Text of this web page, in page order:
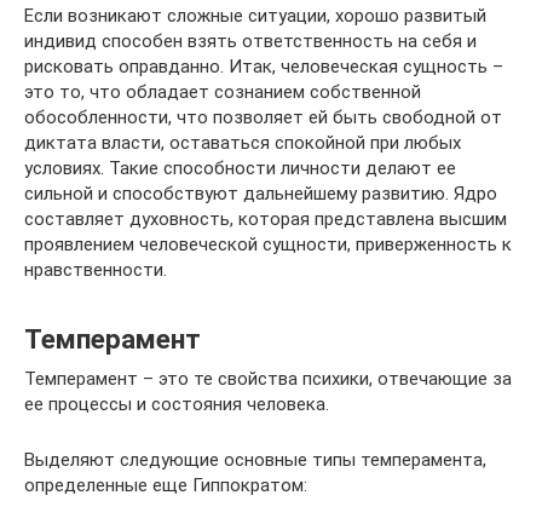
Если возникают сложные ситуации, хорошо развитый
индивид способен взять ответственность на себя и
рисковать оправданно. Итак, человеческая сущность –
это то, что обладает сознанием собственной
обособленности, что позволяет ей быть свободной от
диктата власти, оставаться спокойной при любых
условиях. Такие способности личности делают ее
сильной и способствуют дальнейшему развитию. Ядро
составляет духовность, которая представлена высшим
проявлением человеческой сущности, приверженность к
нравственности.
Темперамент
Темперамент – это те свойства психики, отвечающие за
ее процессы и состояния человека.
Выделяют следующие основные типы темперамента,
определенные еще Гиппократом: